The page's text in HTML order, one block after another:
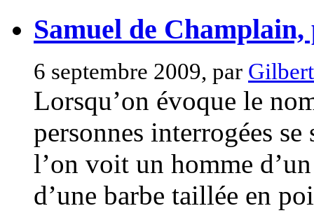
Samuel de
6 septembre 2009, par
Lorsqu’on évoque le
personnes interrogées
l’on voit un homme
d’une barbe taillée en